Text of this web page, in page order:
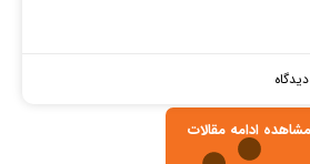
مشاهده ادامه مقالات